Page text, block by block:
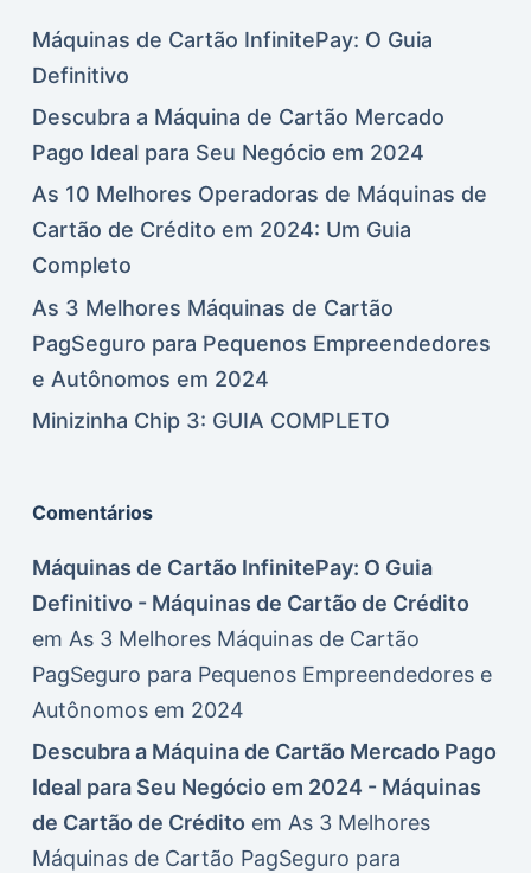
Máquinas de Cartão InfinitePay: O Guia
Definitivo
Descubra a Máquina de Cartão Mercado
Pago Ideal para Seu Negócio em 2024
As 10 Melhores Operadoras de Máquinas de
Cartão de Crédito em 2024: Um Guia
Completo
As 3 Melhores Máquinas de Cartão
PagSeguro para Pequenos Empreendedores
e Autônomos em 2024
Minizinha Chip 3: GUIA COMPLETO
Comentários
Máquinas de Cartão InfinitePay: O Guia
Definitivo - Máquinas de Cartão de Crédito
em As 3 Melhores Máquinas de Cartão
PagSeguro para Pequenos Empreendedores e
Autônomos em 2024
Descubra a Máquina de Cartão Mercado Pago
Ideal para Seu Negócio em 2024 - Máquinas
de Cartão de Crédito em As 3 Melhores
Máquinas de Cartão PagSeguro para